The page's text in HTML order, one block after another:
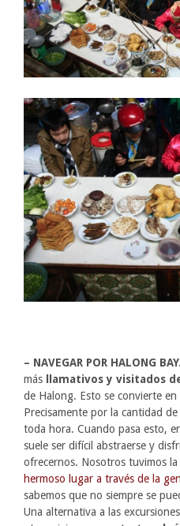
– NAVEGAR POR HALONG BAY.
más
llamativos y visitados
de Halong. Esto se convierte
Precisamente por la cantidad
toda hora. Cuando pasa esto,
suele ser difícil abstraerse y
ofrecernos. Nosotros tuvimos
hermoso lugar a través de la
sabemos que no siempre se
Una alternativa a las